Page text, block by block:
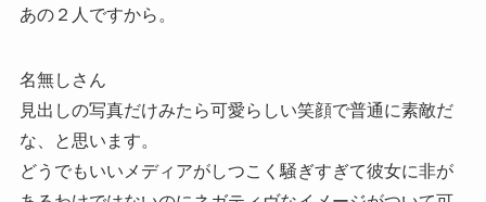
あの２人ですから。
名無しさん
見出しの写真だけみたら可愛らしい笑顔で普通に素敵だ
な、と思います。
どうでもいいメディアがしつこく騒ぎすぎて彼女に非が